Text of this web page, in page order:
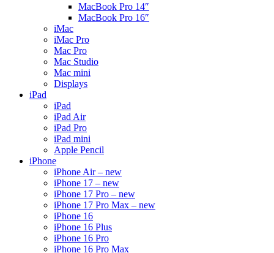
MacBook Pro 14″
MacBook Pro 16″
iMac
iMac Pro
Mac Pro
Mac Studio
Mac mini
Displays
iPad
iPad
iPad Air
iPad Pro
iPad mini
Apple Pencil
iPhone
iPhone Air – new
iPhone 17 – new
iPhone 17 Pro – new
iPhone 17 Pro Max – new
iPhone 16
iPhone 16 Plus
iPhone 16 Pro
iPhone 16 Pro Max